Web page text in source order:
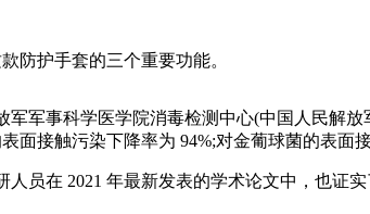
护手套的三个重要功能。
事科学医学院消毒检测中心(中国人民解放
面接触污染下降率为 94%;对金葡球菌的表面
在 2021 年最新发表的学术论文中，也证实